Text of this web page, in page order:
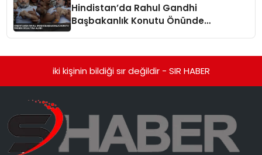
Hindistan’da Rahul Gandhi
Başbakanlık Konutu Önünde
iki kişinin bildiği sır değildir - SIR HABER